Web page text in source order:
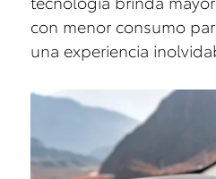
con menor consumo
una experiencia